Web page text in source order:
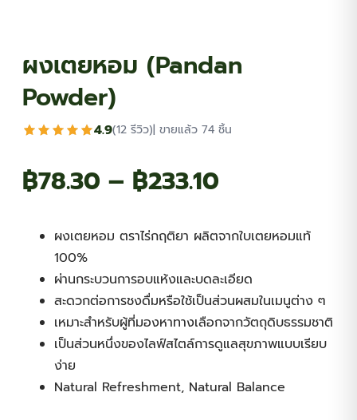
ผงเตยหอม (Pandan
Powder)
4.9(12 รีวิว)| ขายแล้ว 74 ชิ้น
฿78.30 – ฿233.10
range:
through
฿233.10
ผงเตยหอม ตราไร่กฤติยา ผลิตจากใบเตยหอมแท้
100%
ผ่านกระบวนการอบแห้งและบดละเอียด
สะดวกต่อการชงดื่มหรือใช้เป็นส่วนผสมในเมนูต่าง ๆ
เหมาะสำหรับผู้ที่มองหาทางเลือกจากวัตถุดิบธรรมชาติ
เป็นส่วนหนึ่งของไลฟ์สไตล์การดูแลสุขภาพแบบเรียบ
ง่าย
Natural Refreshment, Natural Balance